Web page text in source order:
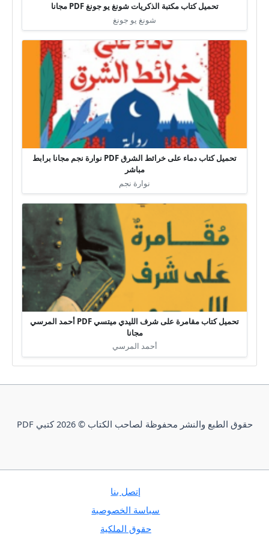
تحميل كتاب مكتبة الذكريات شونغ يو جونغ PDF مجانا
شونغ يو جونغ
تحميل كتاب دماء على خرائط الشرق PDF نوارة نجم مجانا برابط
مباشر
نوارة نجم
تحميل كتاب مقامرة على شرف الليدي ميتسي PDF أحمد المرسي
مجانا
أحمد المرسي
حقوق الطبع والنشر محفوظة لصاحب الكتاب © 2026 كتبي PDF
إتصل بنا
سياسة الخصوصية
حقوق الملكية